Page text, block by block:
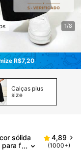
1/8
R$7,20
Calças plus
size
sólida
para f
4,89
(1000+)